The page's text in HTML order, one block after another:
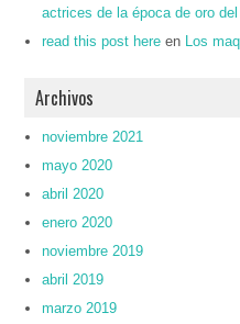
actrices de la época de oro
read this post here en Los
Archivos
noviembre 2021
mayo 2020
abril 2020
enero 2020
noviembre 2019
abril 2019
marzo 2019